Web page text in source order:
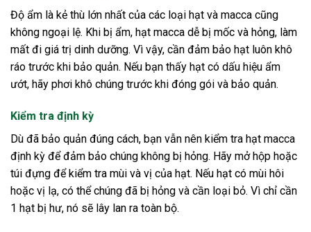
Độ ẩm là kẻ thù lớn nhất của các loại hạt và macca cũng
không ngoại lệ. Khi bị ẩm, hạt macca dễ bị mốc và hỏng, làm
mất đi giá trị dinh dưỡng. Vì vậy, cần đảm bảo hạt luôn khô
ráo trước khi bảo quản. Nếu bạn thấy hạt có dấu hiệu ẩm
ướt, hãy phơi khô chúng trước khi đóng gói và bảo quản.
Kiểm tra định kỳ
Dù đã bảo quản đúng cách, bạn vẫn nên kiểm tra hạt macca
định kỳ để đảm bảo chúng không bị hỏng. Hãy mở hộp hoặc
túi đựng để kiểm tra mùi và vị của hạt. Nếu hạt có mùi hôi
hoặc vị lạ, có thể chúng đã bị hỏng và cần loại bỏ. Vì chỉ cần
1 hạt bị hư, nó sẽ lây lan ra toàn bộ.